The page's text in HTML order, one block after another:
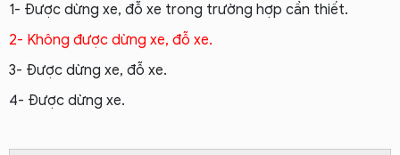
1- Được dừng xe, đỗ xe trong trường hợp cần thiết.
2- Không được dừng xe, đỗ xe.
3- Được dừng xe, đỗ xe.
4- Được dừng xe.